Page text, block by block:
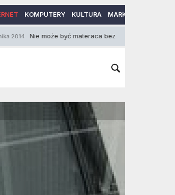
KOMPUTERY KULTURA MARKETING
być materaca bez prześcieradła z gumką!